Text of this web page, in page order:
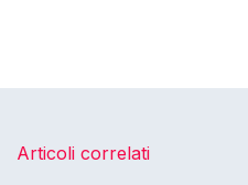
Articoli correlati